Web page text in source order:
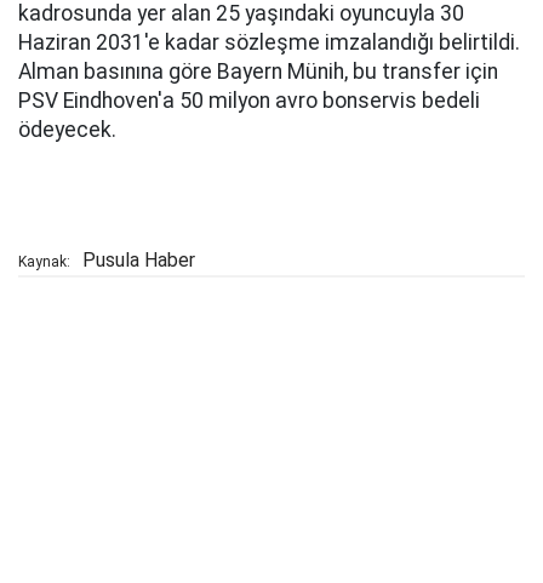
kadrosunda yer alan 25 yaşındaki oyuncuyla 30
Haziran 2031'e kadar sözleşme imzalandığı belirtildi.
Alman basınına göre Bayern Münih, bu transfer için
PSV Eindhoven'a 50 milyon avro bonservis bedeli
ödeyecek.
Kaynak: Pusula Haber